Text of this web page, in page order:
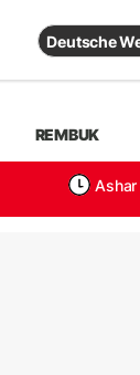
Deutsche
REMBUK
Ashar